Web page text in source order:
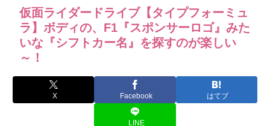
仮面ライダードライブ【タイプフォーミュ
ラ】ボディの、F1『スポンサーロゴ』みた
いな『シフトカー名』を探すのが楽しい
～！
X Facebook はてブ
LINE